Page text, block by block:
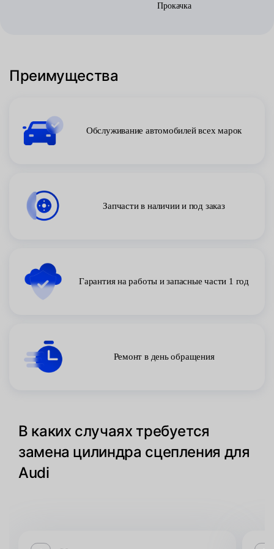
Прокачка
Преимущества
Обслуживание автомобилей всех марок
Запчасти в наличии и под заказ
Гарантия на работы и запасные части 1 год
Ремонт в день обращения
В каких случаях требуется
замена цилиндра сцепления для
Audi